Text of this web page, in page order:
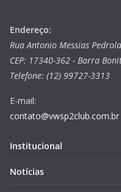
Endereço:
Rua Antonio Messias
CEP: 17340-362 - Barra
Telefone: (12) 99727-3313
E-mail:
contato@vwsp2club.com.br
Institucional
Notícias